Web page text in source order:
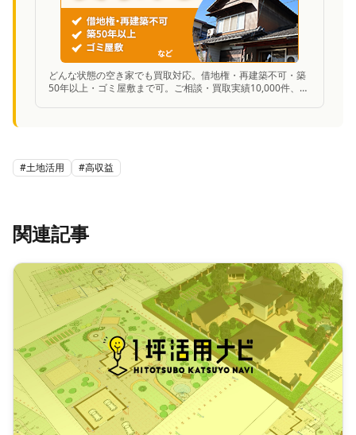
どんな状態の空き家でも買取対応。借地権・再建築不可・築
50年以上・ゴミ屋敷まで可。ご相談・買取実績10,000件、業
#土地活用 #高収益
関連記事